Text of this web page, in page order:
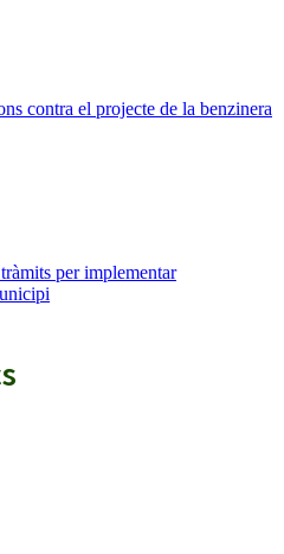
contra el projecte de la benzinera
per implementar